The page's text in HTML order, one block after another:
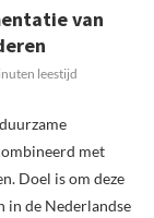
van
leestijd
met
Doel is om deze
in de Nederlandse